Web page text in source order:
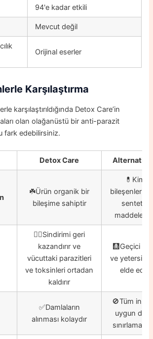
94'e kadar etkili
Mevcut değil
Orijinal eserler
Karşılaştırma
karşılaştırıldığında Detox Care’in
olan olağanüstü bir anti-parazit
fark edebilirsiniz.
Detox Care Alternatif
☘️Ürün organik bir
bileşime sahiptir
bileşenlerin
sentetik
maddeleri
👍🏼Sindirimi geri
kazandırır ve
vücuttaki parazitleri
ve toksinleri ortadan
kaldırır
🩻Geçici
ve yetersiz
elde
✅Damlaların
alınması kolaydır
🚫Tüm
uygun